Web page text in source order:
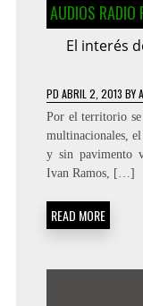
AUDIOS RADIO
El interés
PD ABRIL 2, 2013 BY
Por el territorio se
multinacionales,
y sin pavimento
Ivan Ramos, […]
READ MORE